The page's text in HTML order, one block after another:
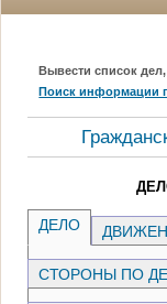
Вывести список
Поиск информации
ДЕЛО
СТОРОНЫ ПО